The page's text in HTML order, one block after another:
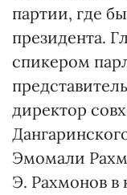
партии, где
президента.
спикером
директор
Эмомали
Э. Рахмонов в